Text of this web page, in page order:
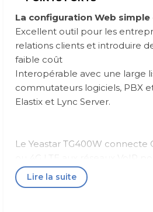
La configuration Web
Excellent outil pour les
relations clients et introduire
faible coût
Interopérable avec une large
commutateurs logiciels, PBX
Elastix et Lync Server.
Le Yeastar TG400W connecte
communication bidirectionnelle:
vers VoIP et VoIP vers GSM / 3G
Lire la suite